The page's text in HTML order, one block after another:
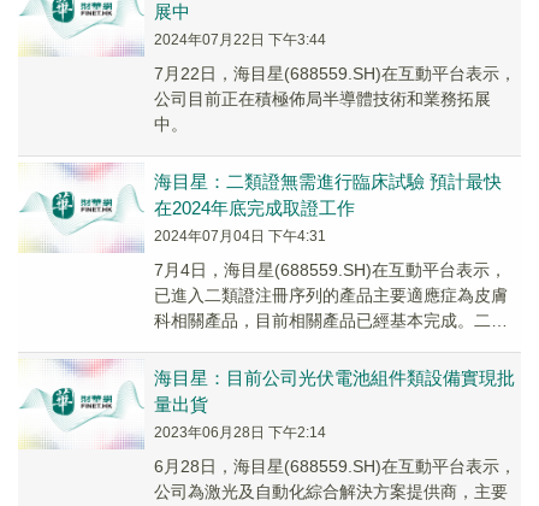
展中
2024年07月22日 下午3:44
7月22日，海目星(688559.SH)在互動平台表示，
公司目前正在積極佈局半導體技術和業務拓展
中。
海目星：二類證無需進行臨床試驗 預計最快
在2024年底完成取證工作
2024年07月04日 下午4:31
7月4日，海目星(688559.SH)在互動平台表示，
已進入二類證注冊序列的產品主要適應症為皮膚
科相關產品，目前相關產品已經基本完成。二類
海目星：目前公司光伏電池組件類設備實現批
量出貨
2023年06月28日 下午2:14
6月28日，海目星(688559.SH)在互動平台表示，
公司為激光及自動化綜合解決方案提供商，主要